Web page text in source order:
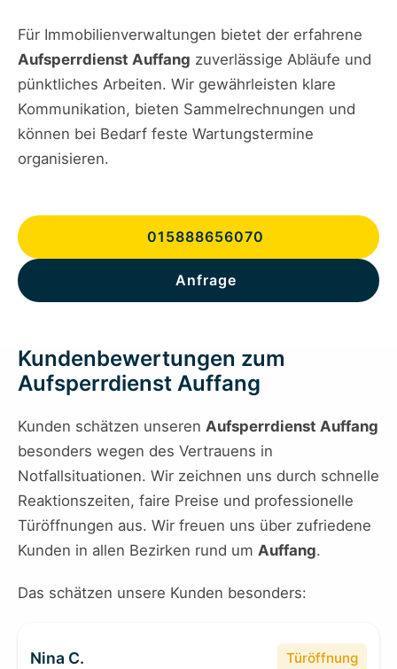
Für Immobilienverwaltungen bietet der erfahrene
Aufsperrdienst Auffang zuverlässige Abläufe und
pünktliches Arbeiten. Wir gewährleisten klare
Kommunikation, bieten Sammelrechnungen und
können bei Bedarf feste Wartungstermine
organisieren.
015888656070
Anfrage
Kundenbewertungen zum
Aufsperrdienst Auffang
Kunden schätzen unseren Aufsperrdienst Auffang
besonders wegen des Vertrauens in
Notfallsituationen. Wir zeichnen uns durch schnelle
Reaktionszeiten, faire Preise und professionelle
Türöffnungen aus. Wir freuen uns über zufriedene
Kunden in allen Bezirken rund um Auffang.
Das schätzen unsere Kunden besonders:
Nina C. Türöffnung